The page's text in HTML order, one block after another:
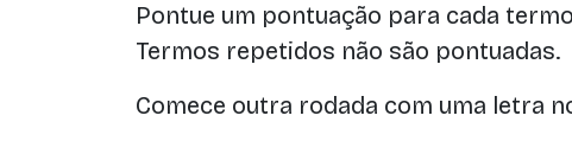
Pontue um pontuação para cada
Termos repetidos não são pontuadas.
Comece outra rodada com uma letra